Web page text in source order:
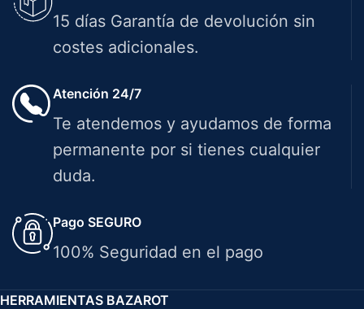
15 días Garantía de devolución sin
costes adicionales.
Atención 24/7
Te atendemos y ayudamos de forma
permanente por si tienes cualquier
duda.
Pago SEGURO
100% Seguridad en el pago
HERRAMIENTAS BAZAROT